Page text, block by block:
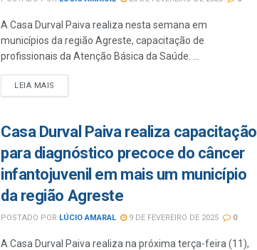
A Casa Durval Paiva realiza nesta semana em
municípios da região Agreste, capacitação de
profissionais da Atenção Básica da Saúde. ...
LEIA MAIS
Casa Durval Paiva realiza capacitação
para diagnóstico precoce do câncer
infantojuvenil em mais um município
da região Agreste
POSTADO POR LÚCIO AMARAL 9 DE FEVEREIRO DE 2025 0
A Casa Durval Paiva realiza na próxima terça-feira (11),